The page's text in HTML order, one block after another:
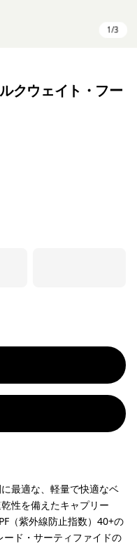
クウェイト・フー
最適な、軽量で快適なベ
性を備えたキャプリー
（紫外線防止指数）40+の
ード・サーティファイドの